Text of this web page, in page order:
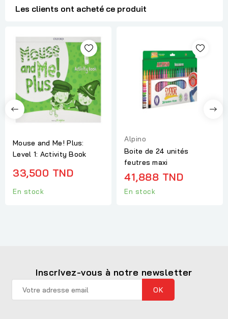
Les clients ont acheté ce produit
Mouse and Me! Plus:
Level 1: Activity Book
33,500 TND
En stock
Alpino
Boite de 24 unités
feutres maxi
41,888 TND
En stock
Inscrivez-vous à notre newsletter